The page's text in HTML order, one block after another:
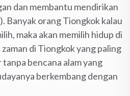
dan membantu mendirikan
Banyak orang Tiongkok kalau
maka akan memilih hidup di
di Tiongkok yang paling
bencana alam yang
berkembang dengan